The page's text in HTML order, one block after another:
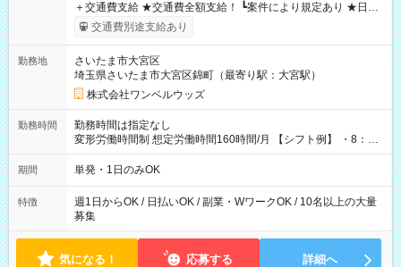
＋交通費支給 ★交通費全額支給！ ┗案件により規定あり ★日払
いOK！（規定あり） ┗働いたその日に現金GET♪ お仕事後はコ
ンビニATMから 日払い分を引き落とせます！ 【試用期間】試
交通費別途支給あり
勤務地
さいたま市大宮区
埼玉県さいたま市大宮区錦町（最寄り駅：大宮駅）
株式会社ワンベルウッズ
勤務時間
勤務時間は指定なし
変形労働時間制 想定労働時間160時間/月 【シフト例】 ・8：00
～21：00
期間 単発・1日のみOK
特徴
週1日からOK / 日払いOK / 副業・WワークOK / 10名以上の大量
募集
気になる！ 応募する 詳細へ